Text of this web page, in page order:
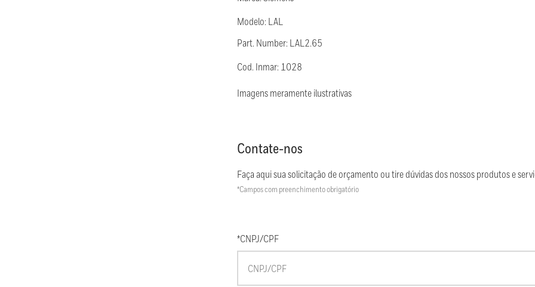
Modelo: LAL
Part. Number: LAL2.65
Cod. Inmar: 1028
Imagens meramente ilustrativas
Contate-nos
Faça aqui sua solicitação de orçamento ou tire dúvidas dos nossos produtos e
*Campos com preenchimento obrigatório
*CNPJ/CPF